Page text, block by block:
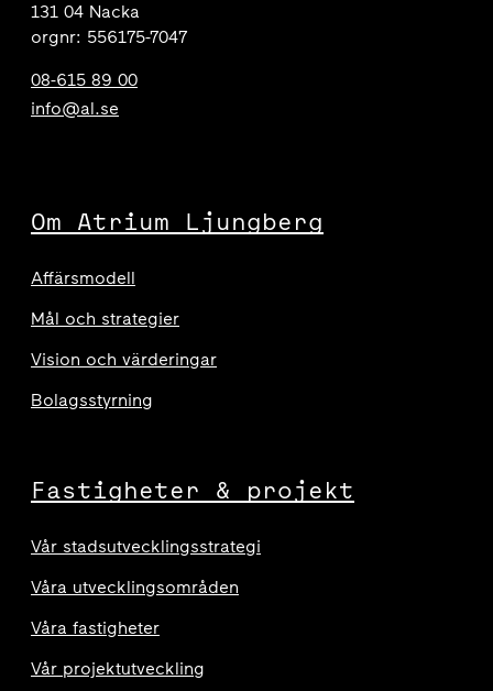
131 04 Nacka
orgnr: 556175-7047
08-615 89 00
info@al.se
Om Atrium Ljungberg
Affärsmodell
Mål och strategier
Vision och värderingar
Bolagsstyrning
Fastigheter & projekt
Vår stadsutvecklingsstrategi
Våra utvecklingsområden
Våra fastigheter
Vår projektutveckling